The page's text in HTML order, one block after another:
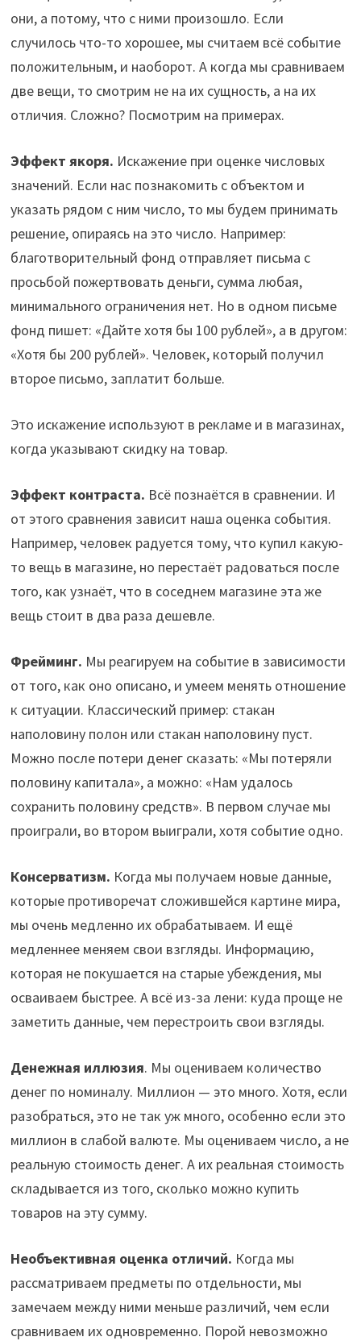
они, а потому, что с ними произошло. Если
случилось что-то хорошее, мы считаем всё событие
положительным, и наоборот. А когда мы сравниваем
две вещи, то смотрим не на их сущность, а на их
отличия. Сложно? Посмотрим на примерах.
Эффект якоря. Искажение при оценке числовых
значений. Если нас познакомить с объектом и
указать рядом с ним число, то мы будем принимать
решение, опираясь на это число. Например:
благотворительный фонд отправляет письма с
просьбой пожертвовать деньги, сумма любая,
минимального ограничения нет. Но в одном письме
фонд пишет: «Дайте хотя бы 100 рублей», а в другом:
«Хотя бы 200 рублей». Человек, который получил
второе письмо, заплатит больше.
Это искажение используют в рекламе и в магазинах,
когда указывают скидку на товар.
Эффект контраста. Всё познаётся в сравнении. И
от этого сравнения зависит наша оценка события.
Например, человек радуется тому, что купил какую-
то вещь в магазине, но перестаёт радоваться после
того, как узнаёт, что в соседнем магазине эта же
вещь стоит в два раза дешевле.
Фрейминг. Мы реагируем на событие в зависимости
от того, как оно описано, и умеем менять отношение
к ситуации. Классический пример: стакан
наполовину полон или стакан наполовину пуст.
Можно после потери денег сказать: «Мы потеряли
половину капитала», а можно: «Нам удалось
сохранить половину средств». В первом случае мы
проиграли, во втором выиграли, хотя событие одно.
Консерватизм. Когда мы получаем новые данные,
которые противоречат сложившейся картине мира,
мы очень медленно их обрабатываем. И ещё
медленнее меняем свои взгляды. Информацию,
которая не покушается на старые убеждения, мы
осваиваем быстрее. А всё из-за лени: куда проще не
заметить данные, чем перестроить свои взгляды.
Денежная иллюзия. Мы оцениваем количество
денег по номиналу. Миллион — это много. Хотя, если
разобраться, это не так уж много, особенно если это
миллион в слабой валюте. Мы оцениваем число, а не
реальную стоимость денег. А их реальная стоимость
складывается из того, сколько можно купить
товаров на эту сумму.
Необъективная оценка отличий. Когда мы
рассматриваем предметы по отдельности, мы
замечаем между ними меньше различий, чем если
сравниваем их одновременно. Порой невозможно